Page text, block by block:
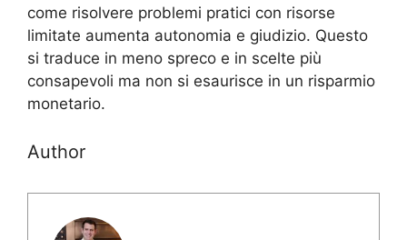
come risolvere problemi pratici con risorse
limitate aumenta autonomia e giudizio. Questo
si traduce in meno spreco e in scelte più
consapevoli ma non si esaurisce in un risparmio
monetario.
Author